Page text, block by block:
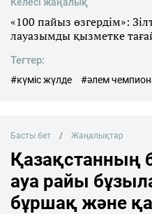
«100 пайыз өзгердім»:
лауазымды қызметке
Тегтер:
#күміс жүлде #әлем
Басты бет Жаңалықтар
Қазақстанның
ауа райы
бұршақ және